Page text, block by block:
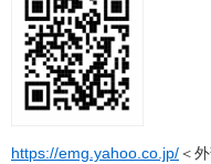
https://emg.yahoo.co.jp/＜